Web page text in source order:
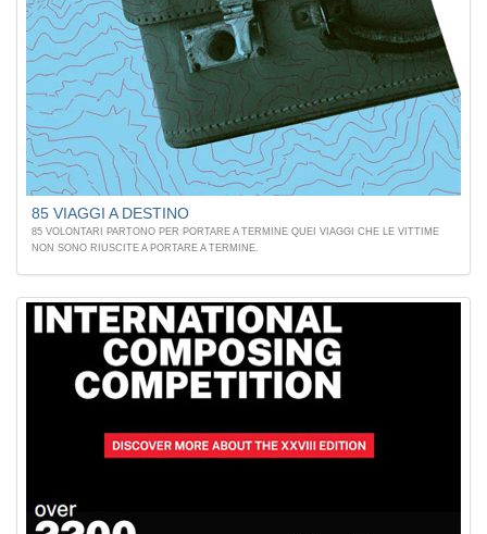
85 VIAGGI A DESTINO
85 VOLONTARI PARTONO PER PORTARE A TERMINE QUEI VIAGGI CHE LE VITTIME
NON SONO RIUSCITE A PORTARE A TERMINE.